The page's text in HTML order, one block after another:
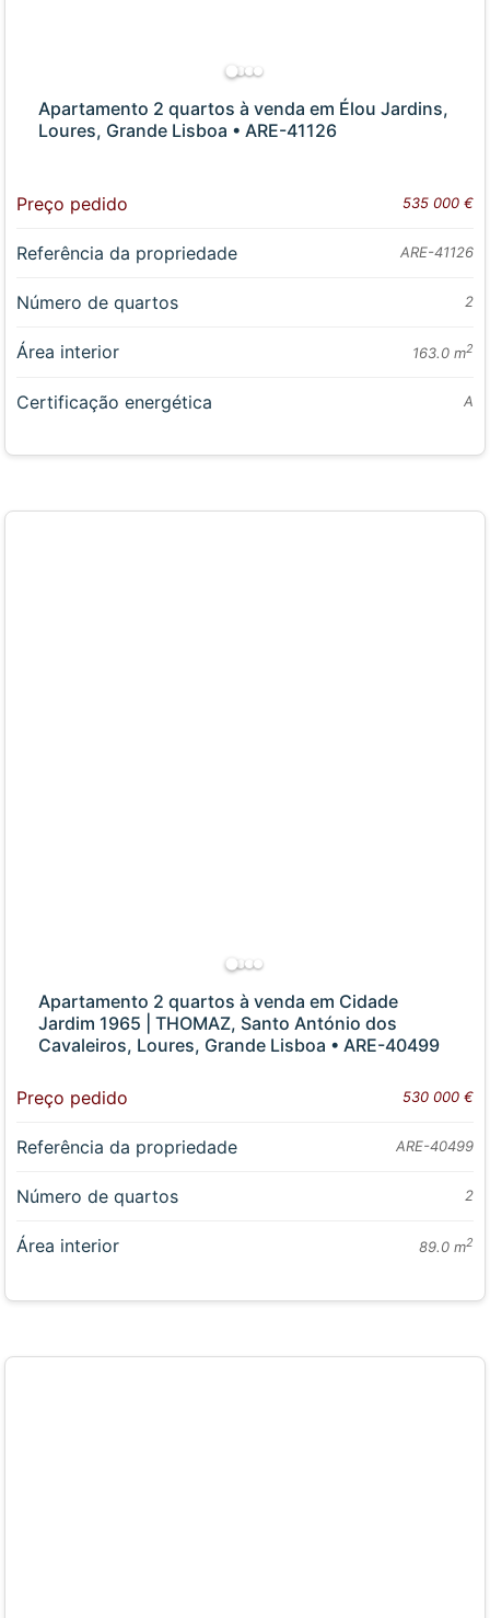
Apartamento 2 quartos à venda em Élou Jardins,
Loures, Grande Lisboa • ARE-41126
Preço pedido 535 000 €
Referência da propriedade ARE-41126
Número de quartos 2
Área interior 163.0 m2
Certificação energética A
Apartamento 2 quartos à venda em Cidade
Jardim 1965 | THOMAZ, Santo António dos
Cavaleiros, Loures, Grande Lisboa • ARE-40499
Preço pedido 530 000 €
Referência da propriedade ARE-40499
Número de quartos 2
Área interior 89.0 m2